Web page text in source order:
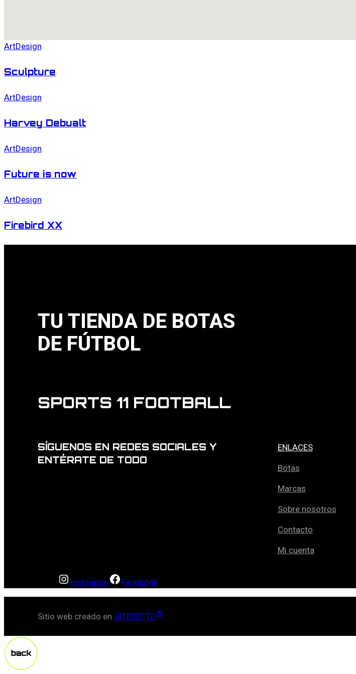
ArtDesign
Sculpture
ArtDesign
Harvey Debualt
ArtDesign
Future is now
ArtDesign
Firebird XX
TU TIENDA DE BOTAS
DE FÚTBOL
SPORTS 11 FOOTBALL
SÍGUENOS EN REDES SOCIALES Y
ENTÉRATE DE TODO
ENLACES
Botas
Marcas
Sobre nosotros
Contacto
Mi cuenta
Instagram Facebook
Sitio web creado en SITESETTO®